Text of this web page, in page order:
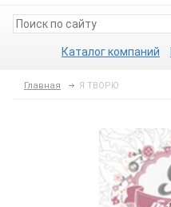
Каталог компаний
Главная Я ТВОРЮ